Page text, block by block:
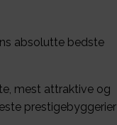
absolutte bedste
mest attraktive og
prestigebyggerier